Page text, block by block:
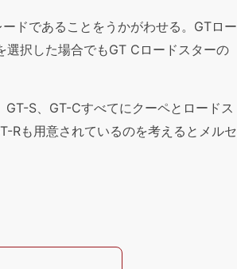
ドであることをうかがわせる。GTロー
選択した場合でもGT Cロードスターの
S、GT-Cすべてにクーペとロードス
Rも用意されているのを考えるとメルセ